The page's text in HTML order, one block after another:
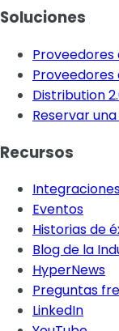
Soluciones
Proveedores
Distribution
Reservar
Recursos
Eventos
Historias de
Blog de la
HyperNews
Preguntas
LinkedIn